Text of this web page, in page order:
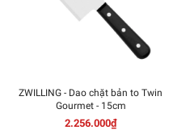
ZWILLING - Dao chặt bản to Twin
Gourmet - 15cm
2.256.000₫